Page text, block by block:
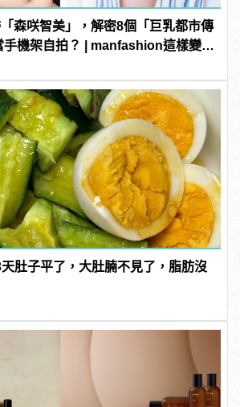
森咲智美」，解密8個「巨乳都市傳
手機架自拍？ | manfashion這樣變型
肚子平了，大肚腩不見了，脂肪沒